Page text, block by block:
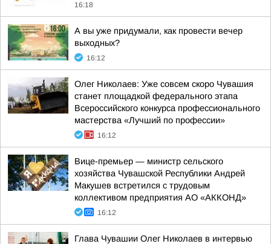
16:18
А вы уже придумали, как провести вечер
выходных?
16:12
Олег Николаев: Уже совсем скоро Чувашия
станет площадкой федерального этапа
Всероссийского конкурса профессионального
мастерства «Лучший по профессии»
16:12
Вице-премьер — министр сельского
хозяйства Чувашской Республики Андрей
Макушев встретился с трудовым
коллективом предприятия АО «АККОНД»
16:12
Глава Чувашии Олег Николаев в интервью